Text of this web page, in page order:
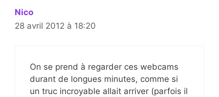
Nico
28 avril 2012 à 18:20
On se prend à regarder ces webcams
durant de longues minutes, comme si
un truc incroyable allait arriver (parfois il